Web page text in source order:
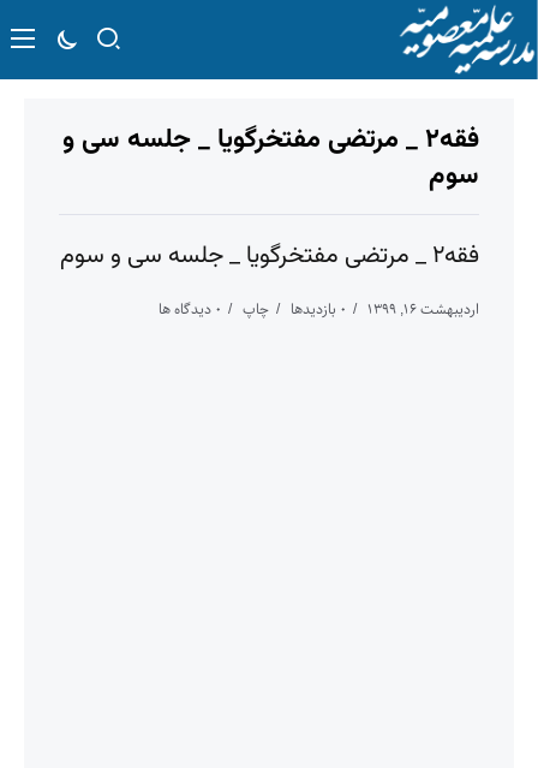
فقه۲ _ مرتضی مفتخرگویا _ جلسه سی‌ و
سوم
فقه۲ _ مرتضی مفتخرگویا _ جلسه سی‌ و سوم
اردیبهشت ۱۶, ۱۳۹۹ ۰ بازدیدها چاپ ۰ دیدگاه ها